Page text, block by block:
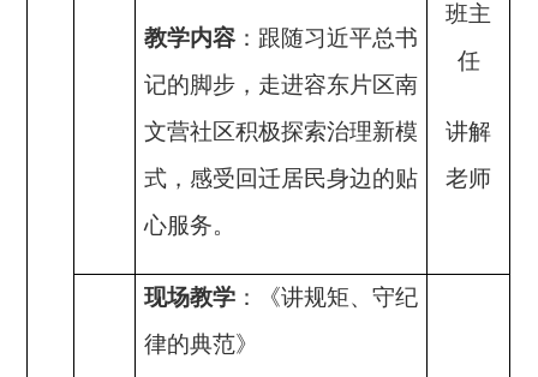
教学内容 ： 跟随习近平总书
记的脚步，走进容东片区南
文营社区积极探索治理新模
式，感受回迁居民身边的贴
心服务。
班主
任
讲解
老师
现场教学 ：
《讲规矩、守纪
律的典范》